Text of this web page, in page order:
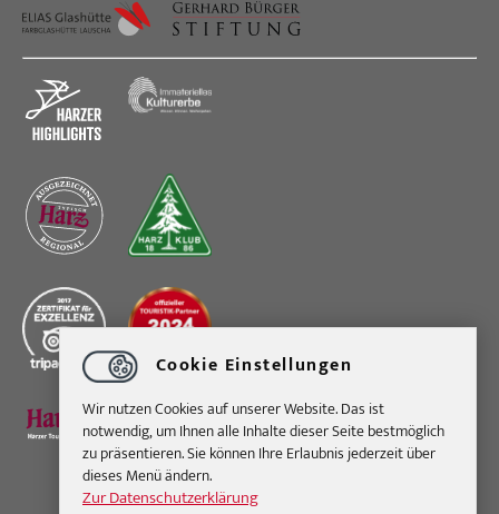
Cookie Einstellungen
Wir nutzen Cookies auf unserer Website. Das ist
notwendig, um Ihnen alle Inhalte dieser Seite bestmöglich
zu präsentieren. Sie können Ihre Erlaubnis jederzeit über
dieses Menü ändern.
Zur Datenschutzerklärung